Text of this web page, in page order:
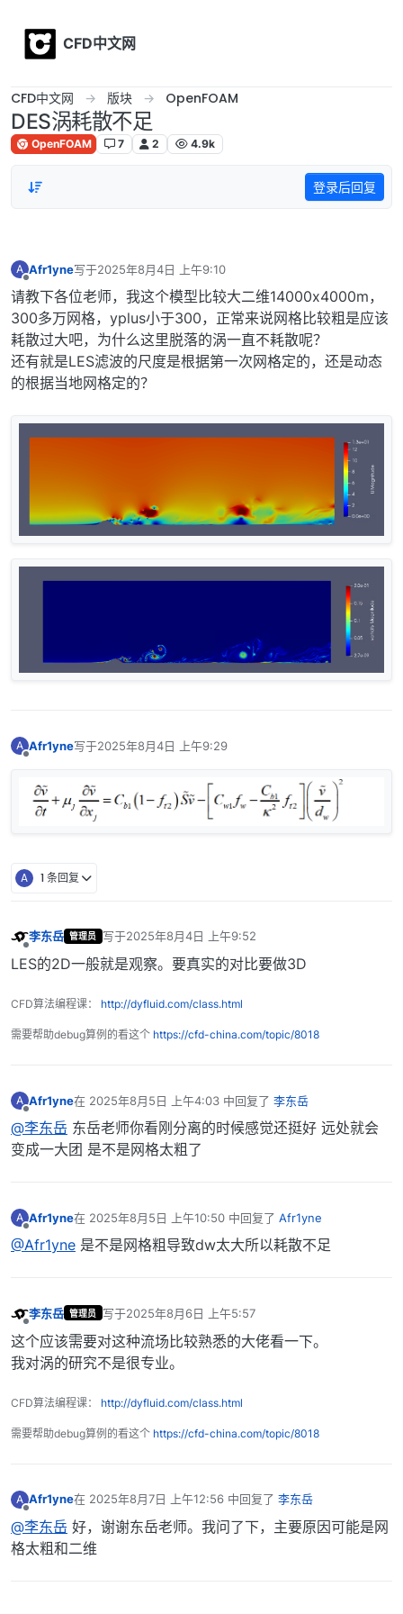
CFD中文网
CFD中文网 版块 OpenFOAM
DES涡耗散不足
OpenFOAM 7 2 4.9k
登录后回复
A
离线
Afr1yne写于2025年8月4日 上午9:10
最后由 编辑
请教下各位老师，我这个模型比较大二维14000x4000m，
300多万网格，yplus小于300，正常来说网格比较粗是应该
耗散过大吧，为什么这里脱落的涡一直不耗散呢？
还有就是LES滤波的尺度是根据第一次网格定的，还是动态
的根据当地网格定的？
A Afr1yne写于2025年8月4日 上午9:29
最后由 编辑
A 1 条回复
李东岳 管理员 写于2025年8月4日 上午9:52
最后由 编辑
LES的2D一般就是观察。要真实的对比要做3D
CFD算法编程课： http://dyfluid.com/class.html
需要帮助debug算例的看这个 https://cfd-china.com/topic/8018
A Afr1yne在 2025年8月5日 上午4:03 中回复了 李东岳
最后由 编辑
@李东岳 东岳老师你看刚分离的时候感觉还挺好 远处就会
变成一大团 是不是网格太粗了
A Afr1yne在 2025年8月5日 上午10:50 中回复了 Afr1yne
最后由 编辑
@Afr1yne 是不是网格粗导致dw太大所以耗散不足
李东岳 管理员 写于2025年8月6日 上午5:57
最后由 编辑
这个应该需要对这种流场比较熟悉的大佬看一下。
我对涡的研究不是很专业。
CFD算法编程课： http://dyfluid.com/class.html
需要帮助debug算例的看这个 https://cfd-china.com/topic/8018
A
离线
Afr1yne在 2025年8月7日 上午12:56 中回复了 李东岳
最后由 编辑
@李东岳 好，谢谢东岳老师。我问了下，主要原因可能是网
格太粗和二维